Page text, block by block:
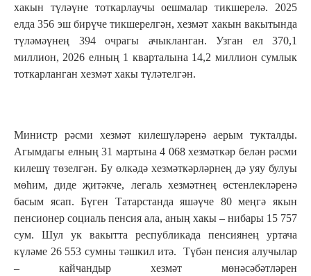
хакын түләүне тоткарлаучы оешмалар тикшерелә. 2025
елда 356 эш бирүче тикшерелгән, хезмәт хакын вакытында
түләмәүнең 394 очрагы ачыкланган. Узган ел 370,1
миллион, 2026 елның 1 кварталына 14,2 миллион сумлык
тоткарланган хезмәт хакы түләтелгән.
Министр рәсми хезмәт килешүләренә аерым тукталды.
Агымдагы елның 31 мартына 4 068 хезмәткәр белән рәсми
килешү төзелгән. Бу өлкәдә хезмәткәрләрнең дә уяу булуы
мөһим, диде җитәкче, легаль хезмәтнең өстенлекләренә
басым ясап. Бүген Татарстанда яшәүче 80 меңгә якын
пенсионер социаль пенсия ала, аның хакы – нибары 15 757
сум. Шул ук вакытта республикада пенсиянең уртача
күләме 26 553 сумны тәшкил итә. Түбән пенсия алучылар
– кайчандыр хезмәт мөнәсәбәтләрен